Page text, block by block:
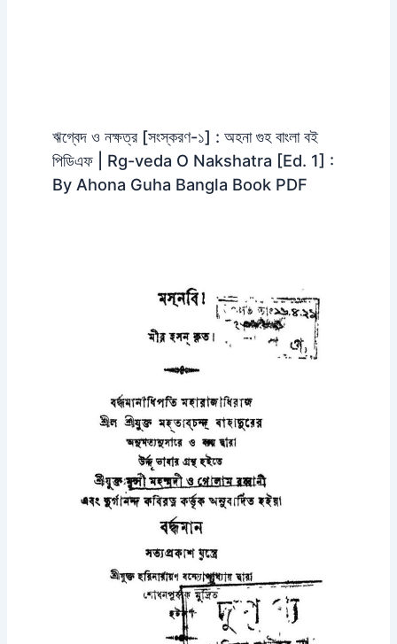
ঋগ্বেদ ও নক্ষত্র [সংস্করণ-১] : অহনা গুহ বাংলা বই
পিডিএফ | Rg-veda O Nakshatra [Ed. 1] :
By Ahona Guha Bangla Book PDF